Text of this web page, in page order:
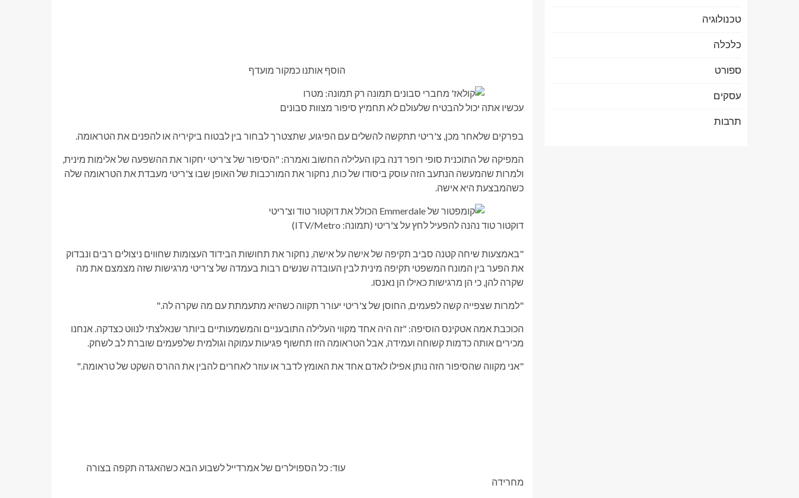
הוסף אותנו כמקור מועדף
עכשיו אתה יכול להבטיח שלעולם לא תחמיץ סיפור מצוות סבונים
בפרקים שלאחר מכן, צ'ריטי תתקשה להשלים עם הפיגוע, שתצטרך לבחור בין לבטוח ביקיריה או להפנים את הטראומה.
המפיקה של התוכנית סופי רופר דנה בקו העלילה החשוב ואמרה: "הסיפור של צ'ריטי יחקור את ההשפעה של אלימות מינית,
ולמרות שהמעשה הנתעב הזה עוסק ביסודו של כוח, נחקור את המורכבות של האופן שבו צ'ריטי מעבדת את הטראומה שלה
כשהמבצעת היא אישה.
דוקטור טוד נהנה להפעיל לחץ על צ'ריטי (תמונה: ITV/Metro)
"באמצעות שיחה קטנה סביב תקיפה של אישה על אישה, נחקור את תחושות הבידוד העצומות שחווים ניצולים רבים ונבדוק
את הפער בין המונח המשפטי תקיפה מינית לבין העובדה שנשים רבות בעמדה של צ'ריטי מרגישות שזה מצמצם את מה
שקרה להן, כי הן מרגישות כאילו הן נאנסו.
"למרות שצפייה קשה לפעמים, החוסן של צ'ריטי יעורר תקווה כשהיא מתעמתת עם מה שקרה לה."
הכוכבת אמה אטקינס הוסיפה: "זה היה אחד מקווי העלילה התובעניים והמשמעותיים ביותר שנאלצתי לנווט כצדקה. אנחנו
מכירים אותה כדמות קשוחה ועמידה, אבל הטראומה הזו תחשוף פגיעות עמוקה וגולמית שלפעמים שוברת לב לשחק.
"אני מקווה שהסיפור הזה נותן אפילו לאדם אחד את האומץ לדבר או עוזר לאחרים להבין את ההרס השקט של טראומה."
עוד: כל הספוילרים של אמרדייל לשבוע הבא כשהאגדה תקפה בצורה
מחרידה
טכנולוגיה
כלכלה
ספורט
עסקים
תרבות